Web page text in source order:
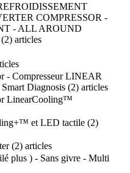
COMPRESSOR -
- ALL AROUND
(2) articles
- Compresseur LINEAR
Diagnosis (2) articles
LinearCooling™
et LED tactile (2)
(2) articles
plus ) - Sans givre - Multi